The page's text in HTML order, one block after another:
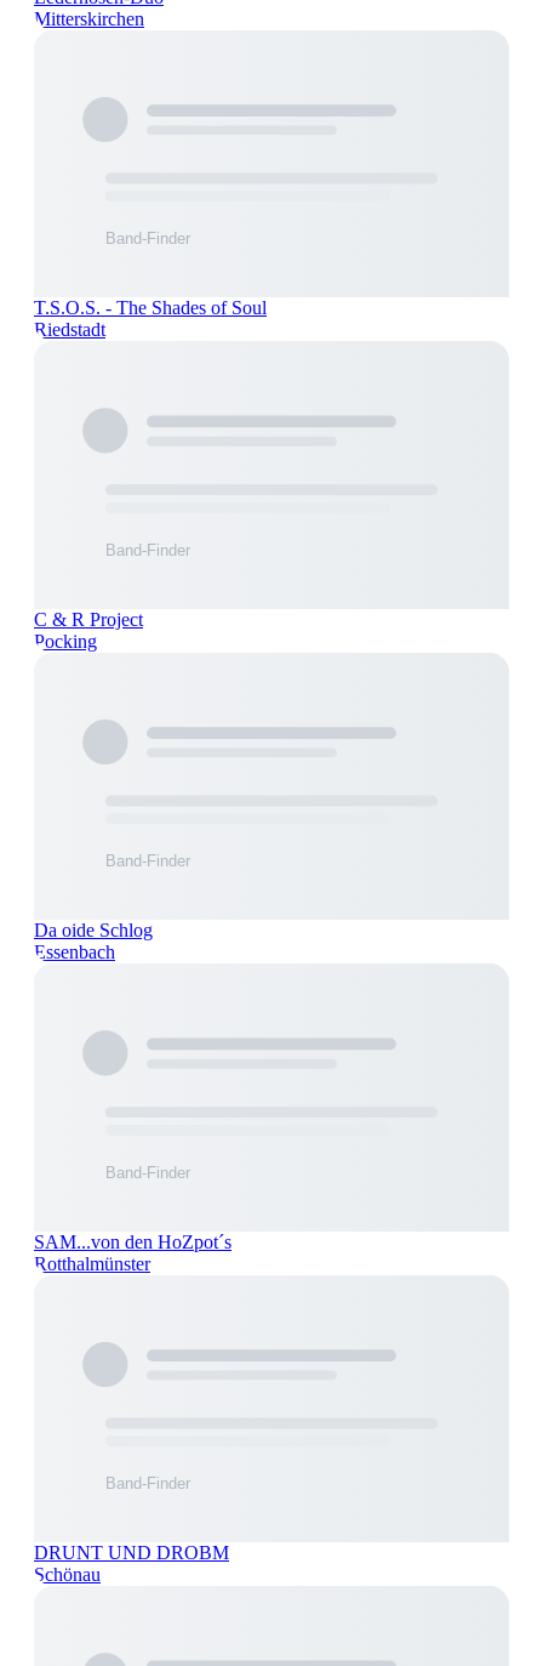
Mitterskirchen
T.S.O.S. - The Shades of Soul
Riedstadt
C & R Project
Pocking
Da oide Schlog
Essenbach
SAM...von den HoZpot´s
Rotthalmünster
DRUNT UND DROBM
Schönau